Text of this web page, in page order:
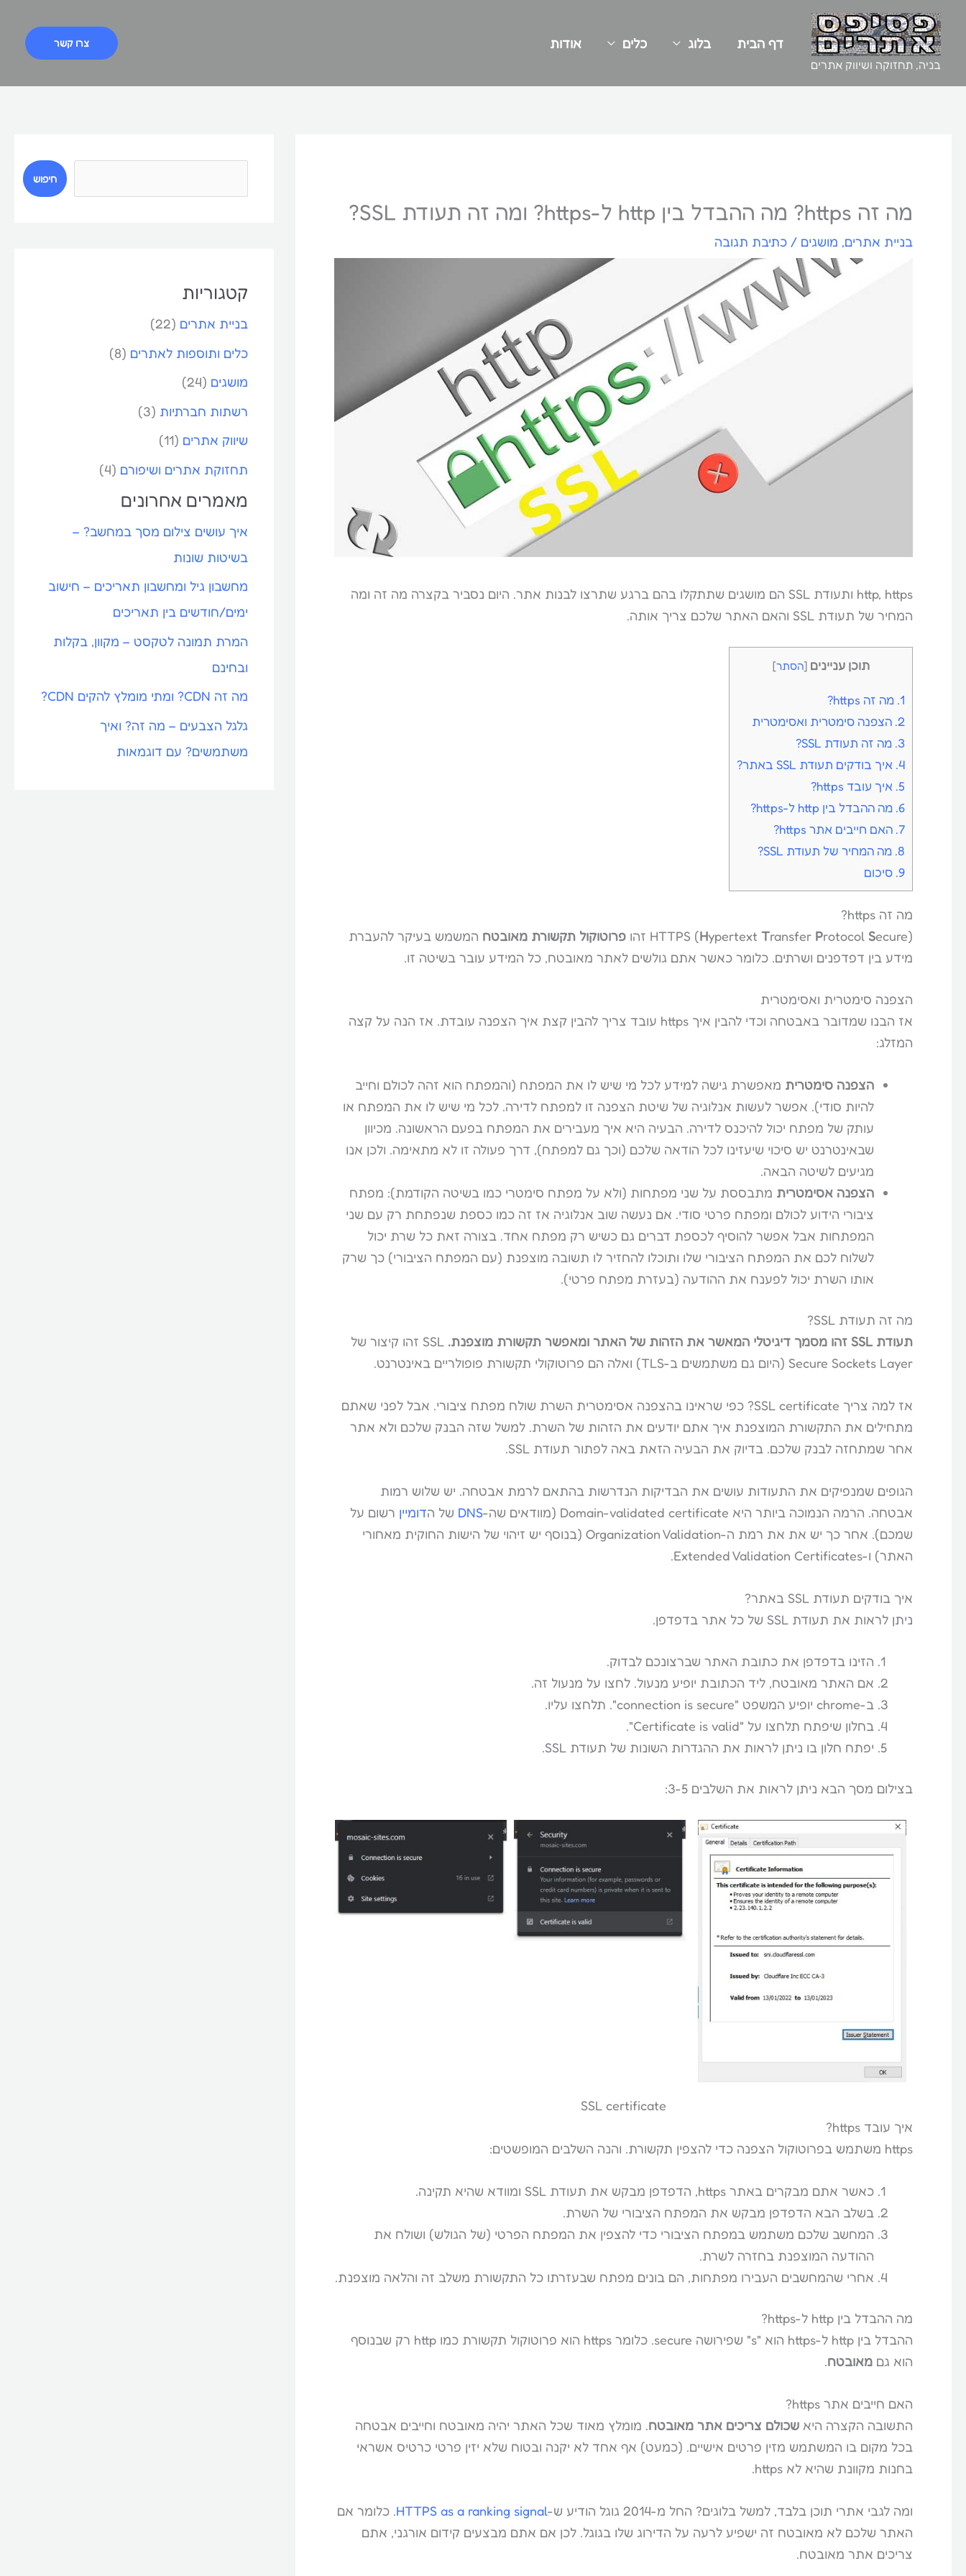
לתוכן
בניה, תחזוקה ושיווק אתרים
דף הבית בלוג כלים אודות צרו קשר
מה זה https? מה ההבדל בין http ל-https? ומה זה תעודת SSL?
בניית אתרים, מושגים / כתיבת תגובה
http, https ותעודת SSL הם מושגים שתתקלו בהם ברגע שתרצו לבנות אתר. היום נסביר בקצרה מה זה ומה
המחיר של תעודת SSL והאם האתר שלכם צריך אותה.
תוכן עניינים [הסתר]
1. מה זה https?
2. הצפנה סימטרית ואסימטרית
3. מה זה תעודת SSL?
4. איך בודקים תעודת SSL באתר?
5. איך עובד https?
6. מה ההבדל בין http ל-https?
7. האם חייבים אתר https?
8. מה המחיר של תעודת SSL?
9. סיכום
מה זה https?
HTTPS (Hypertext Transfer Protocol Secure) זהו פרוטוקול תקשורת מאובטח המשמש בעיקר להעברת
מידע בין דפדפנים ושרתים. כלומר כאשר אתם גולשים לאתר מאובטח, כל המידע עובר בשיטה זו.
הצפנה סימטרית ואסימטרית
אז הבנו שמדובר באבטחה וכדי להבין איך https עובד צריך להבין קצת איך הצפנה עובדת. אז הנה על קצה
המזלג:
הצפנה סימטרית מאפשרת גישה למידע לכל מי שיש לו את המפתח (והמפתח הוא זהה לכולם וחייב
להיות סודי). אפשר לעשות אנלוגיה של שיטת הצפנה זו למפתח לדירה. לכל מי שיש לו את המפתח או
עותק של מפתח יכול להיכנס לדירה. הבעיה היא איך מעבירים את המפתח בפעם הראשונה. מכיוון
שבאינטרנט יש סיכוי שיעזינו לכל הודאה שלכם (וכך גם למפתח), דרך פעולה זו לא מתאימה. ולכן אנו
מגיעים לשיטה הבאה.
הצפנה אסימטרית מתבססת על שני מפתחות (ולא על מפתח סימטרי כמו בשיטה הקודמת): מפתח
ציבורי הידוע לכולם ומפתח פרטי סודי. אם נעשה שוב אנלוגיה אז זה כמו כספת שנפתחת רק עם שני
המפתחות אבל אפשר להוסיף לכספת דברים גם כשיש רק מפתח אחד. בצורה זאת כל שרת יכול
לשלוח לכם את המפתח הציבורי שלו ותוכלו להחזיר לו תשובה מוצפנת (עם המפתח הציבורי) כך שרק
אותו השרת יכול לפענח את ההודעה (בעזרת מפתח פרטי).
מה זה תעודת SSL?
תעודת SSL זהו מסמך דיגיטלי המאשר את הזהות של האתר ומאפשר תקשורת מוצפנת.
SSL זהו קיצור של
Secure Sockets Layer (היום גם משתמשים ב-TLS) ואלה הם פרוטוקולי תקשורת פופולריים באינטרנט.
אז למה צריך SSL certificate? כפי שראינו בהצפנה אסימטרית השרת שולח מפתח ציבורי. אבל לפני שאתם
מתחילים את התקשורת המוצפנת איך אתם יודעים את הזהות של השרת. למשל שזה הבנק שלכם ולא אתר
אחר שמתחזה לבנק שלכם. בדיוק את הבעיה הזאת באה לפתור תעודת SSL.
הגופים שמנפיקים את התעודות עושים את הבדיקות הנדרשות בהתאם לרמת אבטחה. יש שלוש רמות
אבטחה. הרמה הנמוכה ביותר היא Domain-validated certificate (מוודאים שה-
DNS של הדומיין רשום על
שמכם). אחר כך יש את את רמת ה-Organization Validation (בנוסף יש זיהוי של הישות החוקית מאחורי
האתר) ו-Extended Validation Certificates.
איך בודקים תעודת SSL באתר?
ניתן לראות את תעודת SSL של כל אתר בדפדפן.
הזינו בדפדפן את כתובת האתר שברצונכם לבדוק.
אם האתר מאובטח, ליד הכתובת יופיע מנעול. לחצו על מנעול זה.
ב-chrome יופיע המשפט "connection is secure". תלחצו עליו.
בחלון שיפתח תלחצו על "Certificate is valid".
יפתח חלון בו ניתן לראות את ההגדרות השונות של תעודת SSL.
בצילום מסך הבא ניתן לראות את השלבים 3-5:
SSL certificate
איך עובד https?
https משתמש בפרוטוקול הצפנה כדי להצפין תקשורת. והנה השלבים המופשטים:
כאשר אתם מבקרים באתר https, הדפדפן מבקש את תעודת SSL ומוודא שהיא תקינה.
בשלב הבא הדפדפן מבקש את המפתח הציבורי של השרת.
המחשב שלכם משתמש במפתח הציבורי כדי להצפין את המפתח הפרטי (של הגולש) ושולח את
ההודעה המוצפנת בחזרה לשרת.
אחרי שהמחשבים העבירו מפתחות, הם בונים מפתח שבעזרתו כל התקשורת משלב זה והלאה מוצפנת.
מה ההבדל בין http ל-https?
ההבדל בין http ל-https הוא "s" שפירושה secure. כלומר https הוא פרוטוקול תקשורת כמו http רק שבנוסף
הוא גם מאובטח.
האם חייבים אתר https?
התשובה הקצרה היא שכולם צריכים אתר מאובטח. מומלץ מאוד שכל האתר יהיה מאובטח וחייבים אבטחה
בכל מקום בו המשתמש מזין פרטים אישיים. (כמעט) אף אחד לא יקנה ובטוח שלא יזין פרטי כרטיס אשראי
בחנות מקוונת שהיא לא https.
ומה לגבי אתרי תוכן בלבד, למשל בלוגים? החל מ-2014 גוגל הודיע ש- HTTPS as a ranking signal. כלומר אם
האתר שלכם לא מאובטח זה ישפיע לרעה על הדירוג שלו בגוגל. לכן אם אתם מבצעים קידום אורגני, אתם
צריכים אתר מאובטח.
פ
חיפוש
קטגוריות
בניית אתרים (22)
כלים ותוספות לאתרים (8)
מושגים (24)
רשתות חברתיות (3)
שיווק אתרים (11)
תחזוקת אתרים ושיפורם (4)
מאמרים אחרונים
איך עושים צילום מסך במחשב? –
בשיטות שונות
מחשבון גיל ומחשבון תאריכים – חישוב
ימים/חודשים בין תאריכים
המרת תמונה לטקסט – מקוון, בקלות
ובחינם
מה זה CDN? ומתי מומלץ להקים CDN?
גלגל הצבעים – מה זה? ואיך
משתמשים? עם דוגמאות